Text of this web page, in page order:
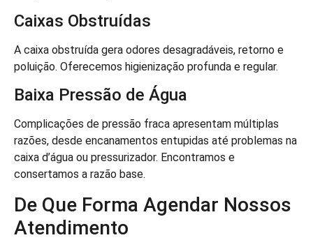
Caixas Obstruídas
A caixa obstruída gera odores desagradáveis, retorno e
poluição. Oferecemos higienização profunda e regular.
Baixa Pressão de Água
Complicações de pressão fraca apresentam múltiplas
razões, desde encanamentos entupidas até problemas na
caixa d’água ou pressurizador. Encontramos e
consertamos a razão base.
De Que Forma Agendar Nossos
Atendimento